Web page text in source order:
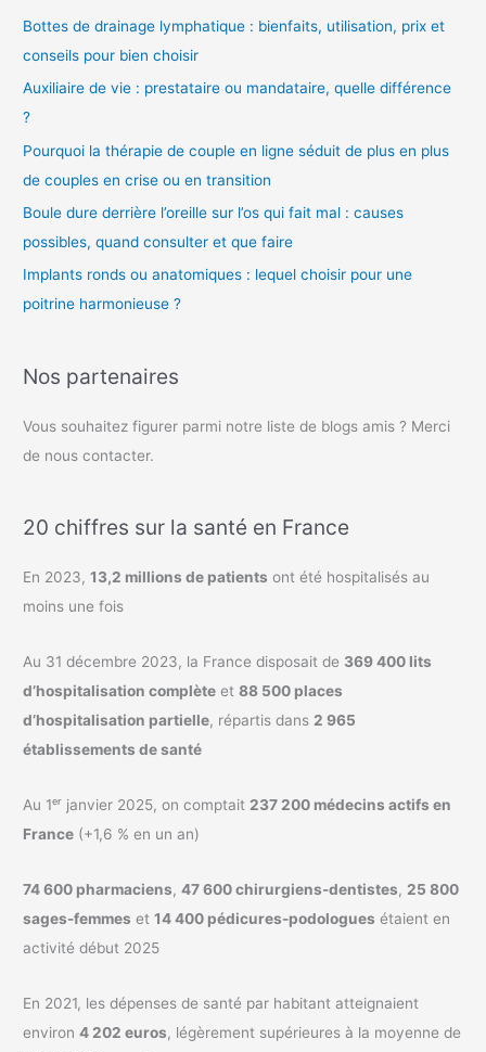
Bottes de drainage lymphatique : bienfaits, utilisation, prix et
conseils pour bien choisir
Auxiliaire de vie : prestataire ou mandataire, quelle différence
?
Pourquoi la thérapie de couple en ligne séduit de plus en plus
de couples en crise ou en transition
Boule dure derrière l’oreille sur l’os qui fait mal : causes
possibles, quand consulter et que faire
Implants ronds ou anatomiques : lequel choisir pour une
poitrine harmonieuse ?
Nos partenaires
Vous souhaitez figurer parmi notre liste de blogs amis ? Merci
de nous contacter.
20 chiffres sur la santé en France
En 2023,13,2 millions de patients ont été hospitalisés au
moins une fois
Au 31 décembre 2023, la France disposait de 369 400 lits
d’hospitalisation complète et88 500 places
d’hospitalisation partielle, répartis dans 2 965
établissements de santé
Au 1ᵉʳ janvier 2025, on comptait 237 200 médecins actifs en
France (+1,6 % en un an)
74 600 pharmaciens,47 600 chirurgiens-dentistes, 25 800
sages-femmes et14 400 pédicures-podologues étaient en
activité début 2025
En 2021, les dépenses de santé par habitant atteignaient
environ4 202 euros, légèrement supérieures à la moyenne de